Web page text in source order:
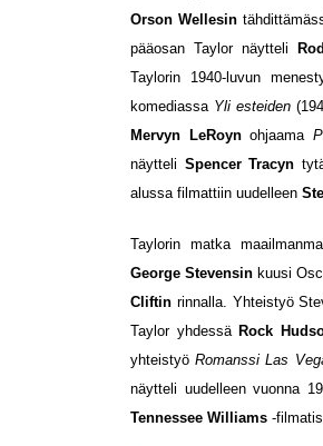
Orson Wellesin
pääosan Taylor näytteli
Taylorin 1940-luvun
komediassa Yli esteiden
Mervyn LeRoynohjaama
näytteli Spencer Tracyn
alussa filmattiin uudelleen
Taylorin matka
George Stevensinkuusi
Cliftin rinnalla. Yhteistyö
Taylor yhdessäRock
yhteistyöRomanssi Las
näytteli uudelleen vuonna
Tennessee Williams -